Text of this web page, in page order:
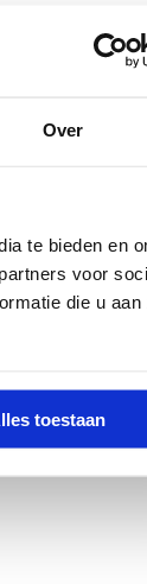
Over
te bieden en
voor
die u aan
toestaan